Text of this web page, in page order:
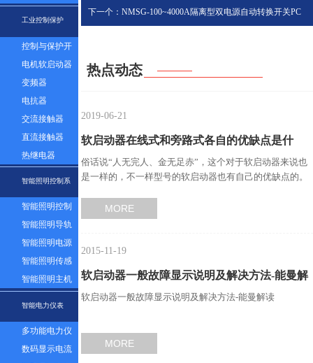
工业控制保护
控制与保护开
关
电机软启动器
变频器
电抗器
交流接触器
直流接触器
热继电器
智能照明控制系
统
智能照明控制
面板
智能照明导轨
模块
智能照明电源
模块
智能照明传感
器
智能照明主机
智能电力仪表
多功能电力仪
表
数码显示电流
下一个：NMSG-100~4000A隔离型双电源自动转换开关PC
热点动态
2019-06-21
软启动器在线式和旁路式各自的优缺点是什
么？…
俗话说“人无完人、金无足赤”，这个对于软启动器来说也
是一样的，不一样型号的软启动器也有自己的优缺点的。
MORE
2015-11-19
软启动器一般故障显示说明及解决方法-能曼解
读…
软启动器一般故障显示说明及解决方法-能曼解读
MORE